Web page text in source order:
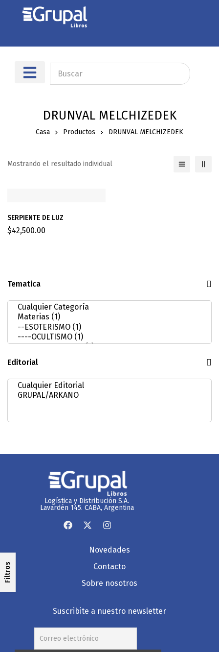
DRUNVAL MELCHIZEDEK
Casa Productos DRUNVAL MELCHIZEDEK
Tematica
Editorial
Filtros
Mostrando el resultado individual
SERPIENTE DE LUZ
$42,500.00
Logística y Distribución S.A.
Lavardén 145. CABA, Argentina
Novedades
Contacto
Sobre nosotros
Suscribite a nuestro newsletter